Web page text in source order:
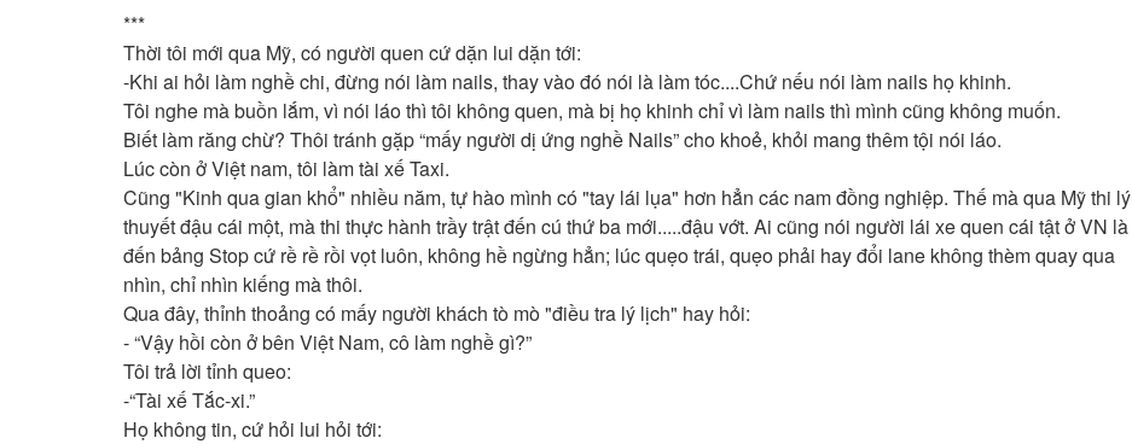
***
Thời tôi mới qua Mỹ, có người quen cứ dặn lui dặn tới:
-Khi ai hỏi làm nghề chi, đừng nói làm nails, thay vào đó nói là làm tóc....Chứ nếu nói làm nails họ khinh.
Tôi nghe mà buồn lắm, vì nói láo thì tôi không quen, mà bị họ khinh chỉ vì làm nails thì mình cũng không muốn.
Biết làm răng chừ? Thôi tránh gặp “mấy người dị ứng nghề Nails” cho khoẻ, khỏi mang thêm tội nói láo.
Lúc còn ở Việt nam, tôi làm tài xế Taxi.
Cũng "Kinh qua gian khổ" nhiều năm, tự hào mình có "tay lái lụa" hơn hẳn các nam đồng nghiệp. Thế mà qua Mỹ thi lý
thuyết đậu cái một, mà thi thực hành trầy trật đến cú thứ ba mới.....đậu vớt. Ai cũng nói người lái xe quen cái tật ở VN là
đến bảng Stop cứ rề rề rồi vọt luôn, không hề ngừng hẳn; lúc quẹo trái, quẹo phải hay đổi lane không thèm quay qua
nhìn, chỉ nhìn kiếng mà thôi.
Qua đây, thỉnh thoảng có mấy người khách tò mò "điều tra lý lịch" hay hỏi:
- “Vậy hồi còn ở bên Việt Nam, cô làm nghề gì?”
Tôi trả lời tỉnh queo:
-“Tài xế Tắc-xi.”
Họ không tin, cứ hỏi lui hỏi tới: